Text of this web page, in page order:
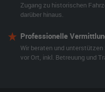
Zugang zu historischen
darüber hinaus.
Professionelle
Wir beraten und
vor Ort, inkl. Betreuung und